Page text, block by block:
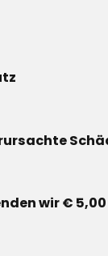
wir €